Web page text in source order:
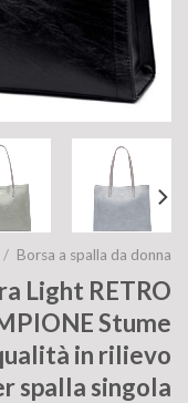
/ Borsa a spalla da donna
Light RETRO
Stume
in rilievo
spalla singola